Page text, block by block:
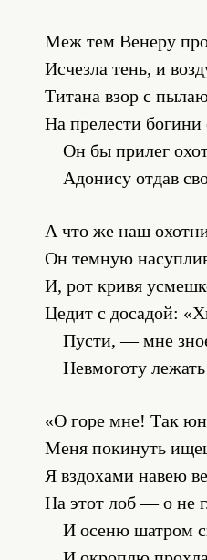
Меж тем Венеру
Исчезла тень, и
Титана взор с
На прелести богини
Он бы прилег
Адонису отдав
А что же наш
Он темную
И, рот кривя
Цедит с досадой:
Пусти, — мне
Невмоготу
«О горе мне! Так
Меня покинуть
Я вздохами навею
На этот лоб — о не
И осеню шатром